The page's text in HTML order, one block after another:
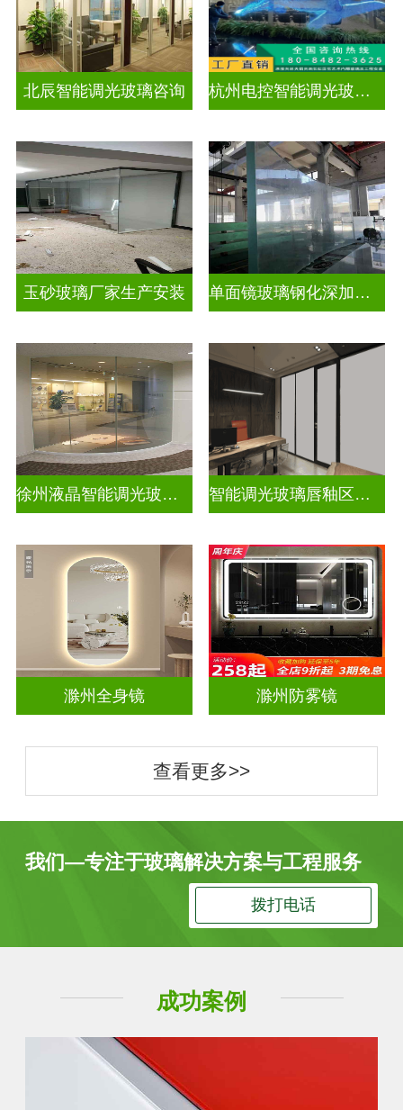
北辰智能调光玻璃咨询 杭州电控智能调光玻璃厂招聘
玉砂玻璃厂家生产安装 单面镜玻璃钢化深加工玻璃
徐州液晶智能调光玻璃定做电话 智能调光玻璃唇釉区别图片高清
滁州全身镜 滁州防雾镜
查看更多>>
我们—专注于玻璃解决方案与工程服务
拨打电话
成功案例